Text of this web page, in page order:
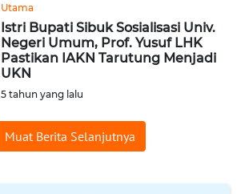
Utama
Istri Bupati Sibuk Sosialisasi Univ.
Negeri Umum, Prof. Yusuf LHK
Pastikan IAKN Tarutung Menjadi
UKN
5 tahun yang lalu
Muat Berita Selanjutnya